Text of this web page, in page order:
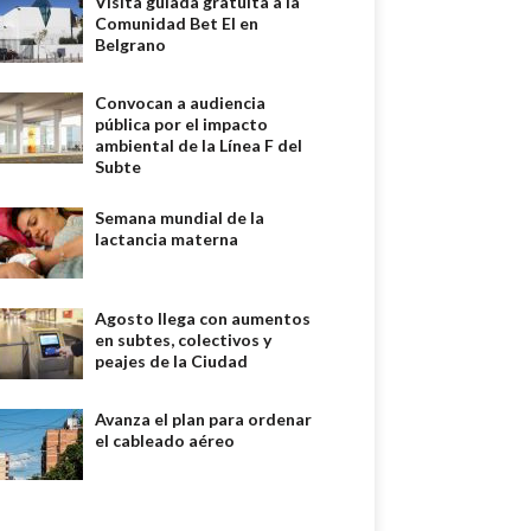
Comunidad Bet El en
Belgrano
Convocan a audiencia
pública por el impacto
ambiental de la Línea F del
Subte
Semana mundial de la
lactancia materna
Agosto llega con aumentos
en subtes, colectivos y
peajes de la Ciudad
Avanza el plan para ordenar
el cableado aéreo